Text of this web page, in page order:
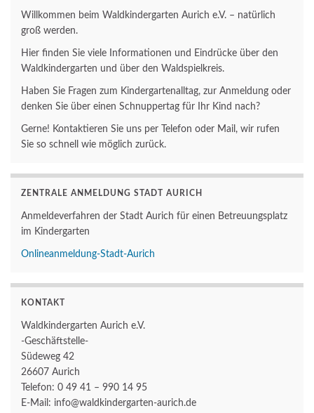
Willkommen beim Waldkindergarten Aurich e.V. – natürlich
groß werden.
Hier finden Sie viele Informationen und Eindrücke über den
Waldkindergarten und über den Waldspielkreis.
Haben Sie Fragen zum Kindergartenalltag, zur Anmeldung oder
denken Sie über einen Schnuppertag für Ihr Kind nach?
Gerne! Kontaktieren Sie uns per Telefon oder Mail, wir rufen
Sie so schnell wie möglich zurück.
ZENTRALE ANMELDUNG STADT AURICH
Anmeldeverfahren der Stadt Aurich für einen Betreuungsplatz
im Kindergarten
Onlineanmeldung-Stadt-Aurich
KONTAKT
Waldkindergarten Aurich e.V.
-Geschäftstelle-
Südeweg 42
26607 Aurich
Telefon: 0 49 41 – 990 14 95
E-Mail: info@waldkindergarten-aurich.de